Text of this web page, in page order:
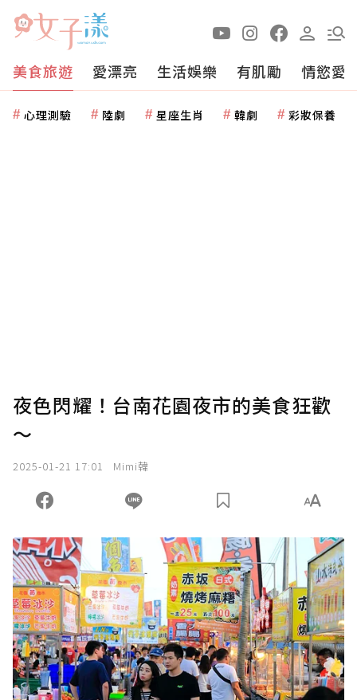
美食旅遊 愛漂亮 生活娛樂 有肌勵 情慾愛
心理測驗 陸劇 星座生肖 韓劇 彩妝保養
夜色閃耀！台南花園夜市的美食狂歡
～
2025-01-21 17:01 Mimi韓